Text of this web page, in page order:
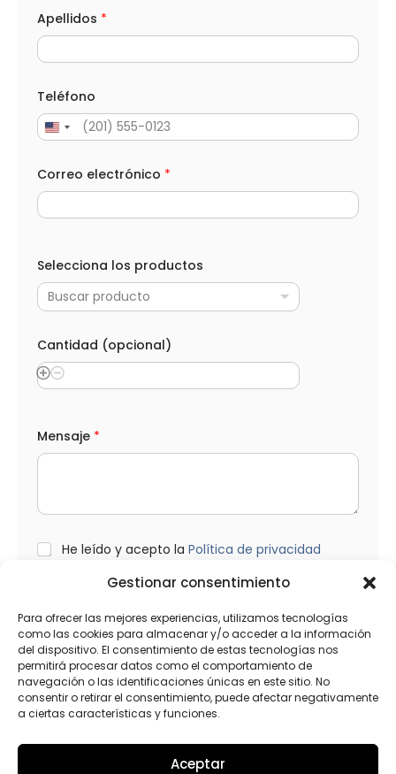
Gestionar consentimiento
Para ofrecer las mejores experiencias, utilizamos tecnologías
como las cookies para almacenar y/o acceder a la información
del dispositivo. El consentimiento de estas tecnologías nos
permitirá procesar datos como el comportamiento de
navegación o las identificaciones únicas en este sitio. No
consentir o retirar el consentimiento, puede afectar negativamente
a ciertas características y funciones.
Aceptar
Apellidos *
Teléfono
Correo electrónico *
p
e
d
o
s
*
Selecciona los productos
Buscar producto
Cantidad (opcional)
Mensaje *
L
He leído y acepto la Política de privacidad
Enviar
Productos relacionados